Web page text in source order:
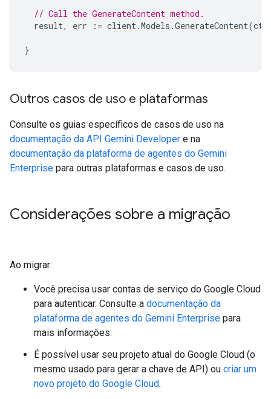
// Call the GenerateContent method.
result, err := client.Models .GenerateContent(ctx
}
Outros casos de uso e plataformas
Consulte os guias específicos de casos de uso na
documentação da API Gemini Developer e na
documentação da plataforma de agentes do Gemini
Enterprise para outras plataformas e casos de uso.
Considerações sobre a migração
Ao migrar:
Você precisa usar contas de serviço do Google Cloud
para autenticar. Consulte a documentação da
plataforma de agentes do Gemini Enterprise para
mais informações.
É possível usar seu projeto atual do Google Cloud (o
mesmo usado para gerar a chave de API) ou criar um
novo projeto do Google Cloud.